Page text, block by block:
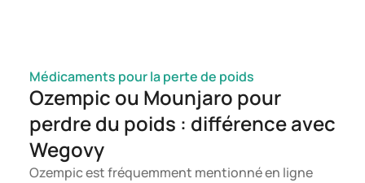
Médicaments pour la perte de poids
Ozempic ou Mounjaro pour
perdre du poids : différence avec
Wegovy
Ozempic est fréquemment mentionné en ligne